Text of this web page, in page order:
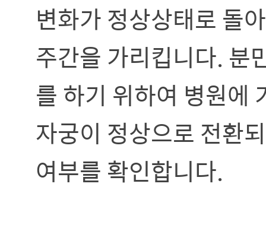
변화가 정상상태로 돌
주간을 가리킵니다. 분
를 하기 위하여 병원에
자궁이 정상으로 전환
여부를 확인합니다.